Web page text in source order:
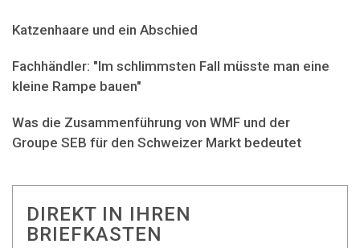
Katzenhaare und ein Abschied
Fachhändler: "Im schlimmsten Fall müsste man eine
kleine Rampe bauen"
Was die Zusammenführung von WMF und der
Groupe SEB für den Schweizer Markt bedeutet
DIREKT IN IHREN
BRIEFKASTEN